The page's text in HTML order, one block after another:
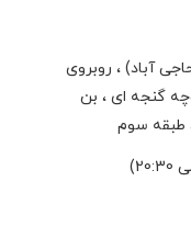
آباد) ، روبروی
گنجه ای ، بن
طبقه سوم